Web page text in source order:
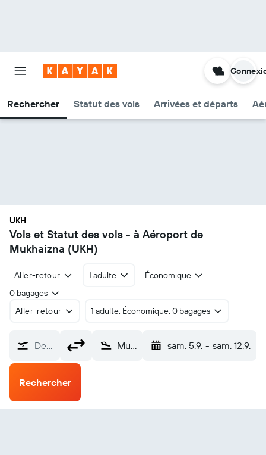
Rechercher Statut des vols Arrivées et départs
UKH
Vols et Statut des vols - à Aéroport de
Mukhaizna (UKH)
Aller-retour 1 adulte
Économique
0 bagages
Aller-retour
1 adulte, Économique, 0 bagages
De… Mukhaizna (UKH) sam. 5.9. - sam. 12.9.
Rechercher